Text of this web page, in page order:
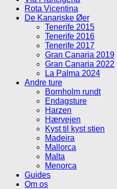
Rota Vicentina
De Kanariske Øer
Tenerife 2015
Tenerife 2016
Tenerife 2017
Gran Canaria 2019
Gran Canaria 2022
La Palma 2024
Andre ture
Bornholm rundt
Endagsture
Harzen
Hærvejen
Kyst til kyst stien
Madeira
Mallorca
Malta
Menorca
Guides
Om os